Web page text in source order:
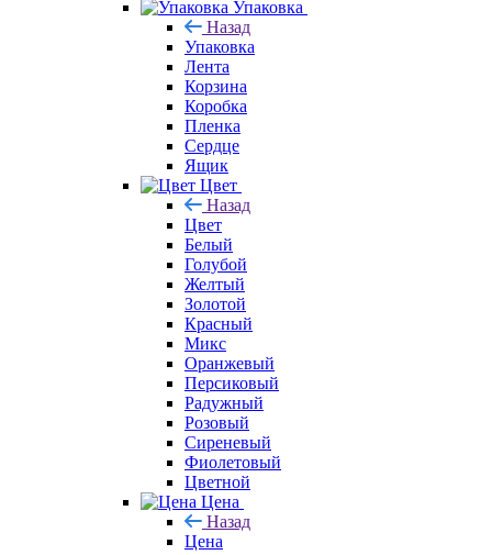
Упаковка
Назад
Упаковка
Лента
Корзина
Коробка
Пленка
Сердце
Ящик
Цвет
Назад
Цвет
Белый
Голубой
Желтый
Золотой
Красный
Микс
Оранжевый
Персиковый
Радужный
Розовый
Сиреневый
Фиолетовый
Цветной
Цена
Назад
Цена